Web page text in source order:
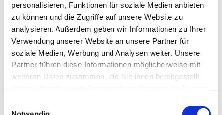
personalisieren, Funktionen für soziale Medien anbieten
zu können und die Zugriffe auf unsere Website zu
analysieren. Außerdem geben wir Informationen zu Ihrer
Verwendung unserer Website an unsere Partner für
soziale Medien, Werbung und Analysen weiter. Unsere
Partner führen diese Informationen möglicherweise mit
weiteren Daten zusammen, die Sie ihnen bereitgestellt
Mai 2021 In den letzten Jahren erreichte die Menge des
Verpackungsmülls in Deutschland einen traurigen Rekordwert:
Allein 2018 sind laut Umweltbundesamt insgesamt 18,9 Millionen
Tonnen
read more »
Schließlich liegt es uns ja schon länger am Herzen, Plastikmüll zu